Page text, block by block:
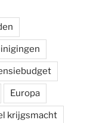
Europa
krijgsmacht